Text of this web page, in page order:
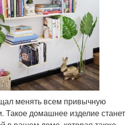
менять всем привычную
домашнее изделие станет